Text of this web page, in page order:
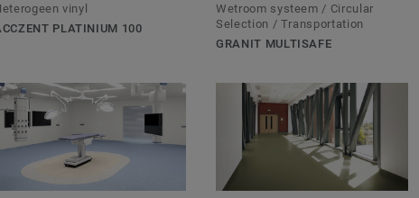
vinyl
PLATINIUM 100
Wetroom systeem / Circular
Selection / Transportation
GRANIT MULTISAFE